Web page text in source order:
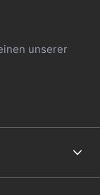
unserer